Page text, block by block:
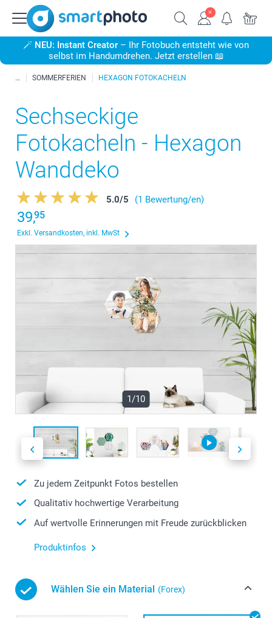
🪄 NEU: Instant Creator – Ihr Fotobuch entsteht wie von
selbst im Handumdrehen. Jetzt erstellen 📖
SOMMERFERIEN HEXAGON FOTOKACHELN
Sechseckige
Fotokacheln - Hexagon
Wanddeko
5.0/5 (1 Bewertung/en)
39,95
Exkl. Versandkosten, inkl. MwSt
1/10
Zu jedem Zeitpunkt Fotos bestellen
Qualitativ hochwertige Verarbeitung
Auf wertvolle Erinnerungen mit Freude zurückblicken
Produktinfos
Wählen Sie ein Material (Forex)